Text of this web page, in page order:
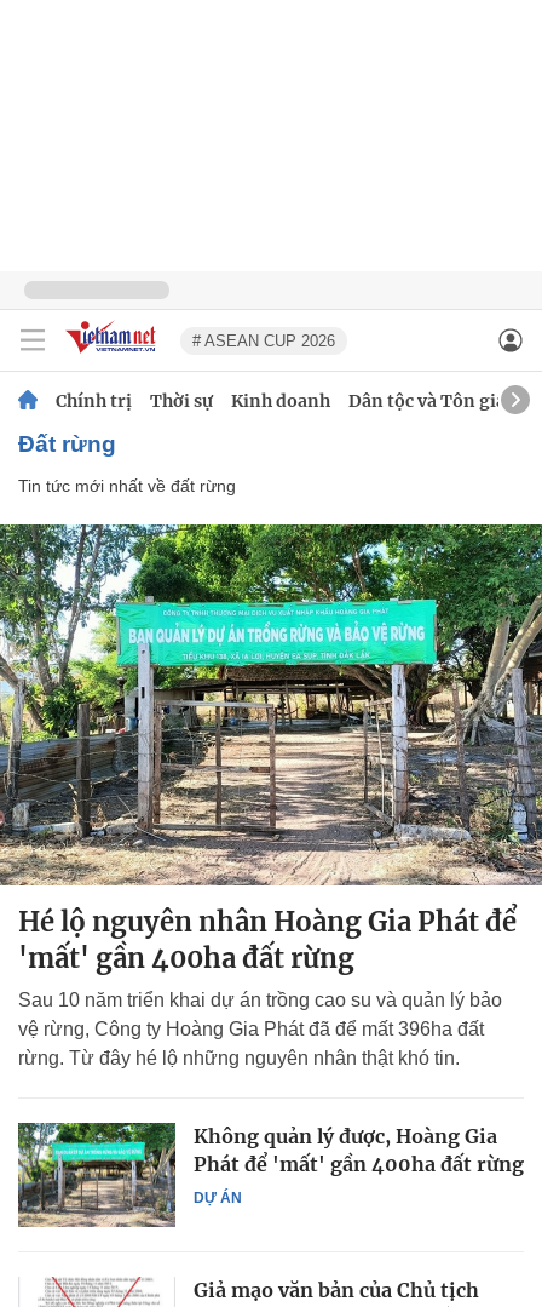
# ASEAN CUP 2026
Chính trị Thời sự Kinh doanh Dân tộc và Tôn giáo
đất rừng
Tin tức mới nhất về đất rừng
Hé lộ nguyên nhân Hoàng Gia Phát để
'mất' gần 400ha đất rừng
Sau 10 năm triển khai dự án trồng cao su và quản lý bảo
vệ rừng, Công ty Hoàng Gia Phát đã để mất 396ha đất
rừng. Từ đây hé lộ những nguyên nhân thật khó tin.
DỰ ÁN
Không quản lý được, Hoàng Gia
Phát để 'mất' gần 400ha đất rừng
Giả mạo văn bản của Chủ tịch